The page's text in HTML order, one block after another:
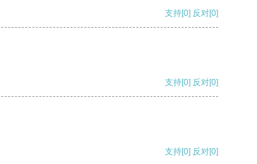
支持[0] 反对[0]
支持[0] 反对[0]
支持[0] 反对[0]